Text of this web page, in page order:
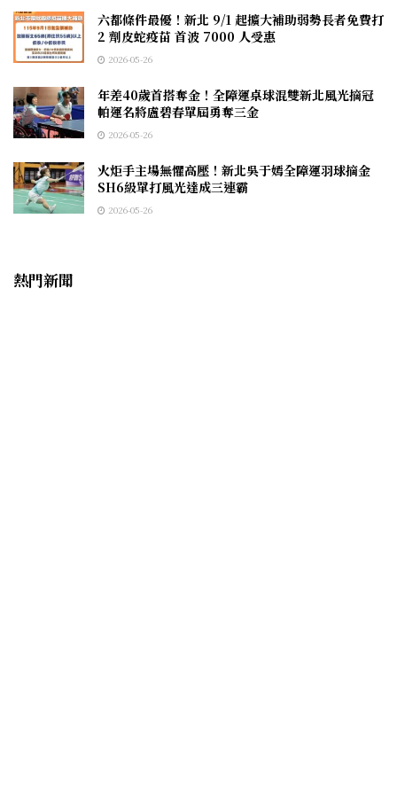
六都條件最優！新北 9/1 起擴大補助弱勢長者免費打
2 劑皮蛇疫苗 首波 7000 人受惠
2026-05-26
年差40歲首搭奪金！全障運桌球混雙新北風光摘冠
帕運名將盧碧春單屆勇奪三金
2026-05-26
火炬手主場無懼高壓！新北吳于嫣全障運羽球摘金
SH6級單打風光達成三連霸
2026-05-26
熱門新聞